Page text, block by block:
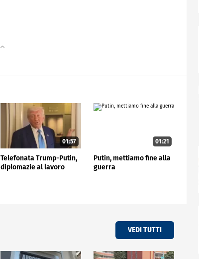
01:57
Telefonata Trump-Putin,
diplomazie al lavoro
01:21
Putin, mettiamo fine alla
guerra
VEDI TUTTI